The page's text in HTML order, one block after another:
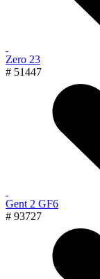
Zero 23
# 51447
Gent 2 GF6
# 93727